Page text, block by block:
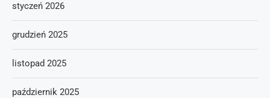
styczeń 2026
grudzień 2025
listopad 2025
październik 2025